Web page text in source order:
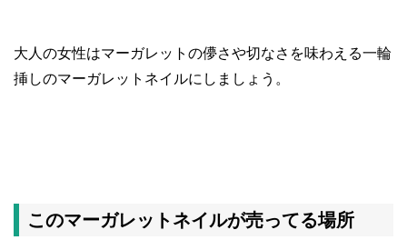
大人の女性はマーガレットの儚さや切なさを味わえる一輪
挿しのマーガレットネイルにしましょう。
このマーガレットネイルが売ってる場所